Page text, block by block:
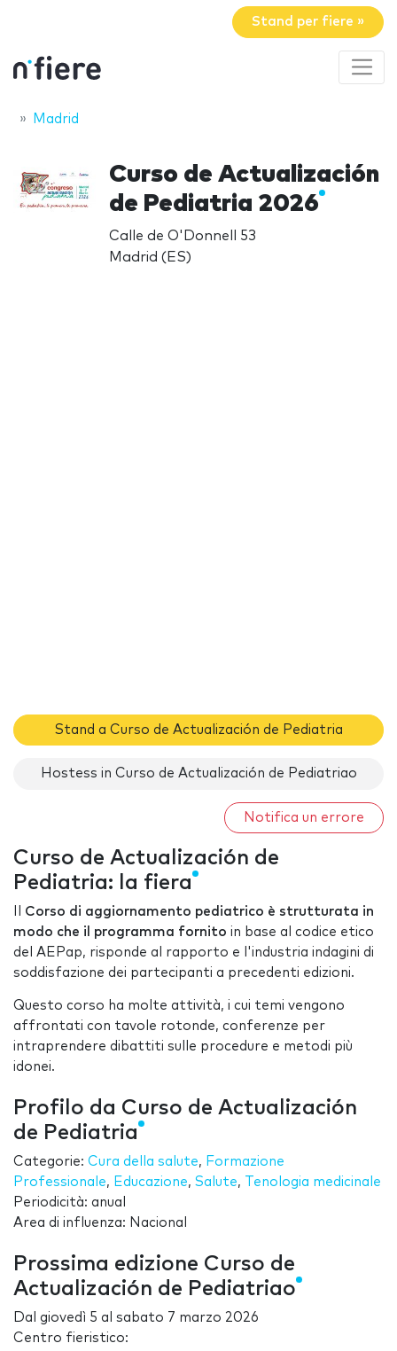
Stand per fiere »
Madrid
Curso de Actualización
de Pediatria 2026
Calle de O'Donnell 53
Madrid (ES)
Stand a Curso de Actualización de Pediatria
Hostess in Curso de Actualización de Pediatriao
Notifica un errore
Curso de Actualización de
Pediatria: la fiera
Corso di aggiornamento pediatrico è strutturata in
modo che il programma fornito in base al codice etico
del AEPap, risponde al rapporto e l'industria indagini di
soddisfazione dei partecipanti a precedenti edizioni.
Questo corso ha molte attività, i cui temi vengono
affrontati con tavole rotonde, conferenze per
intraprendere dibattiti sulle procedure e metodi più
idonei.
Profilo da Curso de Actualización
de Pediatria
Categorie: Cura della salute, Formazione
Professionale, Educazione, Salute,
Tenologia medicinale
Periodicità: anual
Area di influenza: Nacional
Prossima edizione Curso de
Actualización de Pediatriao
Dal giovedì 5 al sabato 7 marzo 2026
Centro fieristico: